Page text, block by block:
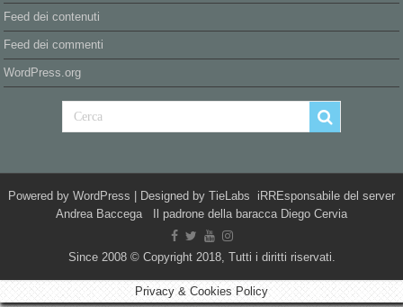
Feed dei contenuti
Feed dei commenti
WordPress.org
Powered by WordPress | Designed by TieLabs iRREsponsabile del server
Andrea Baccega Il padrone della baracca Diego Cervia
Since 2008 © Copyright 2018, Tutti i diritti riservati.
Privacy & Cookies Policy